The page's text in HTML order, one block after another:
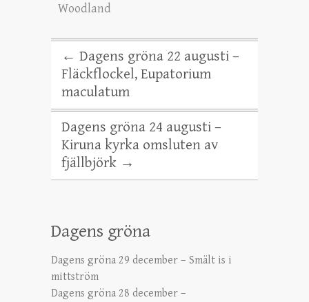
Woodland
← Dagens gröna 22 augusti –
Fläckflockel, Eupatorium
maculatum
Dagens gröna 24 augusti –
Kiruna kyrka omsluten av
fjällbjörk →
Dagens gröna
Dagens gröna 29 december – Smält is i
mittström
Dagens gröna 28 december –